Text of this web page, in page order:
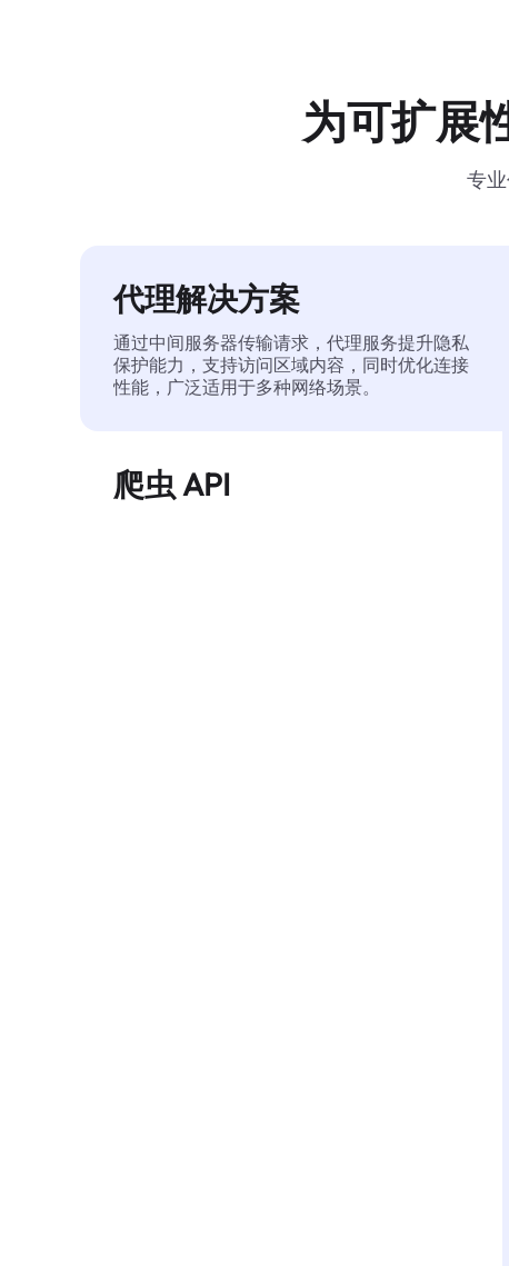
为可扩展
专
代理解决方案
通过中间服务器传输请求，代理服务提升隐私
保护能力，支持访问区域内容，同时优化连接
性能，广泛适用于多种网络场景。
爬虫 API